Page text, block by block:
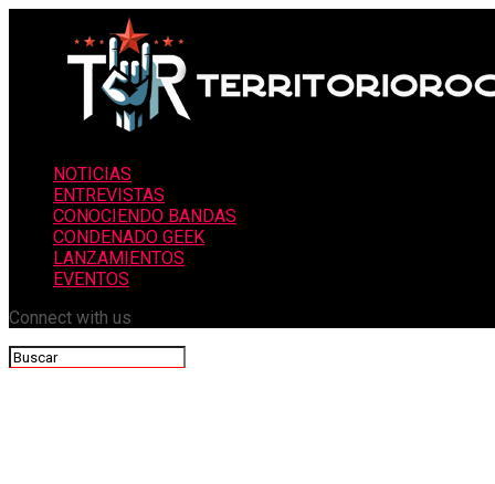
NOTICIAS
ENTREVISTAS
CONOCIENDO BANDAS
CONDENADO GEEK
LANZAMIENTOS
EVENTOS
Connect with us